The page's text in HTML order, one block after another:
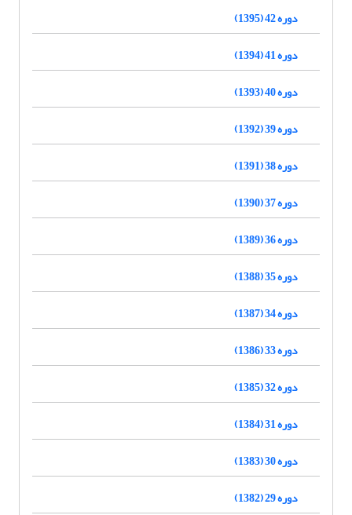
دوره 42 (1395)
دوره 41 (1394)
دوره 40 (1393)
دوره 39 (1392)
دوره 38 (1391)
دوره 37 (1390)
دوره 36 (1389)
دوره 35 (1388)
دوره 34 (1387)
دوره 33 (1386)
دوره 32 (1385)
دوره 31 (1384)
دوره 30 (1383)
دوره 29 (1382)